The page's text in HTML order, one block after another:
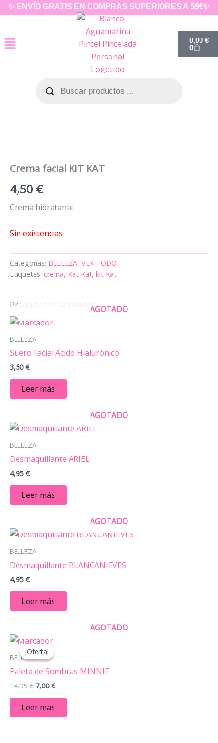
✨ ENVÍO GRATIS EN COMPRAS SUPERIORES A 59€✨
0,00€
0
productos
Crema facial KIT KAT
4,50 €
Crema hidratante
Sin existencias
Categorías: BELLEZA, VER TODO
Etiquetas: crema, Kat Kat, kit Kat
Productos relacionadosAGOTADO
BELLEZA
Suero Facial Ácido Hialurónico
3,50€
Leer más
AGOTADO
BELLEZA
Desmaquillante ARIEL
4,95€
Leer más
AGOTADO
BELLEZA
Desmaquillante BLANCANIEVES
4,95€
Leer más
¡Oferta!
AGOTADO
¡Oferta!
BELLEZA
Paleta de Sombras MINNIE
14,95€
El
precio
original
era:
14,95 €.
7,00€
7,00 €.
Leer más